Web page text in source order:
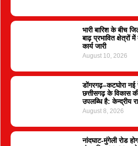
भारी बारिश के बीच
बाढ़ प्रभावित क्षेत्रों
कार्य जारी
August 10, 2026
डोंगरगढ़–कटघोरा
छत्तीसगढ़ के विकास
उपलब्धि है: केन्द्रीय
August 8, 2026
नांदघाट-मुंगेली रोड